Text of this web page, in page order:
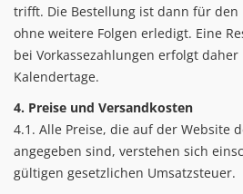
trifft. Die Bestellung ist dann für den
ohne weitere Folgen erledigt. Eine
bei Vorkassezahlungen erfolgt
Kalendertage.
4. Preise und Versandkosten
4.1. Alle Preise, die auf der Website
angegeben sind, verstehen sich
gültigen gesetzlichen Umsatzsteuer.